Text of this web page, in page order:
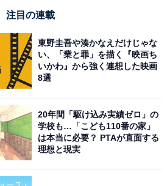
注目の連載
東野圭吾や湊かなえだけじゃな
い、「業と罪」を描く『映画ち
いかわ』から強く連想した映画
8選
20年間「駆け込み実績ゼロ」の
学校も…「こども110番の家」
は本当に必要？ PTAが直面する
理想と現実